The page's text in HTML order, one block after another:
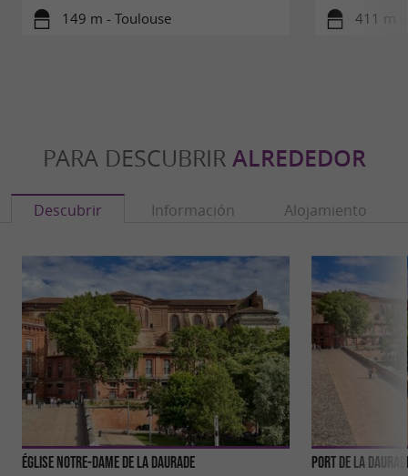
149 m - Toulouse 411 m -
PARA DESCUBRIR ALREDEDOR
Descubrir Información Alojamiento
Église Notre-Dame de la Daurade Port de la